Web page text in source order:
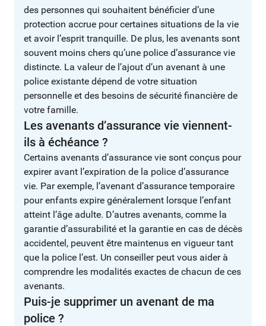
des personnes qui souhaitent bénéficier d’une
protection accrue pour certaines situations de la vie
et avoir l’esprit tranquille. De plus, les avenants sont
souvent moins chers qu’une police d’assurance vie
distincte. La valeur de l’ajout d’un avenant à une
police existante dépend de votre situation
personnelle et des besoins de sécurité financière de
votre famille.
Les avenants d’assurance vie viennent-
ils à échéance ?
Certains avenants d’assurance vie sont conçus pour
expirer avant l’expiration de la police d’assurance
vie. Par exemple, l’avenant d’assurance temporaire
pour enfants expire généralement lorsque l’enfant
atteint l’âge adulte. D’autres avenants, comme la
garantie d’assurabilité et la garantie en cas de décès
accidentel, peuvent être maintenus en vigueur tant
que la police l’est. Un conseiller peut vous aider à
comprendre les modalités exactes de chacun de ces
avenants.
Puis-je supprimer un avenant de ma
police ?